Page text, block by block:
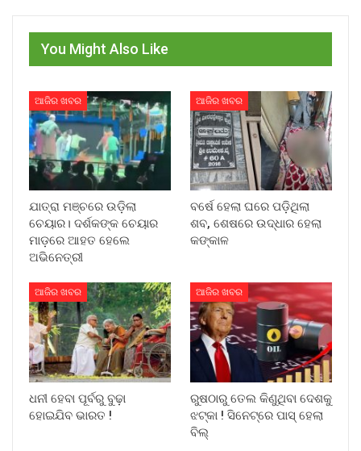
You Might Also Like
ଆଜିର ଖବର
ଯାତ୍ରା ମଞ୍ଚରେ ଉଡ଼ିଲା
ଚେୟାର। ଦର୍ଶକଙ୍କ ଚେୟାର
ମାଡ଼ରେ ଆହତ ହେଲେ
ଅଭିନେତ୍ରୀ
ଆଜିର ଖବର
ବର୍ଷେ ହେଲା ଘରେ ପଡ଼ିଥିଲା
ଶବ, ଶେଷରେ ଉଦ୍ଧାର ହେଲା
କଙ୍କାଳ
ଆଜିର ଖବର
ଧନୀ ହେବା ପୂର୍ବରୁ ବୁଢ଼ା
ହୋଇଯିବ ଭାରତ !
ଆଜିର ଖବର
ରୁଷଠାରୁ ତେଲ କିଣୁଥିବା ଦେଶକୁ
ଝଟ୍‌କା ! ସିନେଟ୍‌ରେ ପାସ୍ ହେଲା
ବିଲ୍